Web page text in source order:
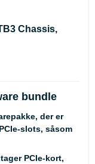
Chassis,
bundle
der er
slots, såsom
PCIe-kort,